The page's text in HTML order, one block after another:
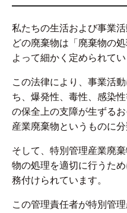
私たちの生活および事業
どの廃棄物は「廃棄物の
よって細かく定められてい
この法律により、事業活
ち、爆発性、毒性、感染
の保全上の支障が生ずる
産業廃棄物というものに分
そして、特別管理産業廃
物の処理を適切に行うた
務付けられています。
この管理責任者が特別管